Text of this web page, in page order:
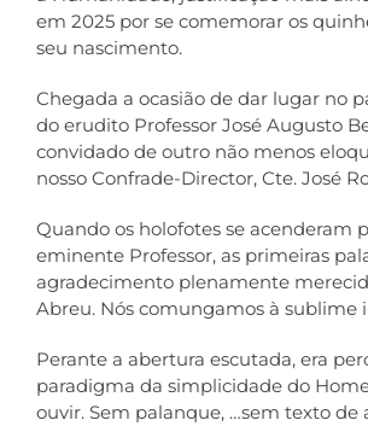
em 2025 por se comemorar os
seu nascimento.
Chegada a ocasião de dar lugar no
do erudito Professor José Augusto
convidado de outro não menos
nosso Confrade-Director, Cte. José
Quando os holofotes se acenderam
eminente Professor, as primeiras
agradecimento plenamente
Abreu. Nós comungamos à sublime
Perante a abertura escutada, era
paradigma da simplicidade do
ouvir. Sem palanque, …sem texto de